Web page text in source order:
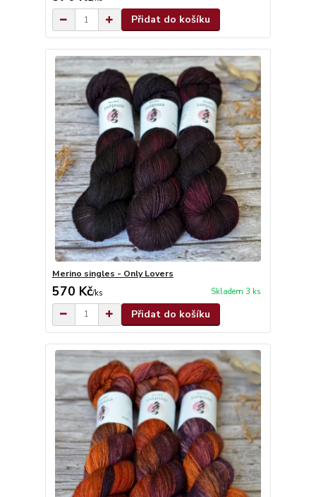
Přidat do košíku
Merino singles - Only Lovers
570 Kč/ks Skladem 3 ks
Přidat do košíku